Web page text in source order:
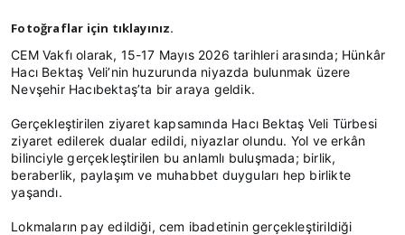
Fotoğraflar için tıklayınız.
CEM Vakfı olarak, 15-17 Mayıs 2026 tarihleri arasında; Hünkâr
Hacı Bektaş Veli’nin huzurunda niyazda bulunmak üzere
Nevşehir Hacıbektaş’ta bir araya geldik.
Gerçekleştirilen ziyaret kapsamında Hacı Bektaş Veli Türbesi
ziyaret edilerek dualar edildi, niyazlar olundu. Yol ve erkân
bilinciyle gerçekleştirilen bu anlamlı buluşmada; birlik,
beraberlik, paylaşım ve muhabbet duyguları hep birlikte
yaşandı.
Lokmaların pay edildiği, cem ibadetinin gerçekleştirildiği